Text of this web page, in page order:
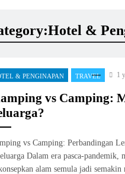
Hotel &
& PENGINAPAN TRAVEL 1
vs Camping:
vs Camping: Perbandingan
Dalam era pasca-
alam semula jadi